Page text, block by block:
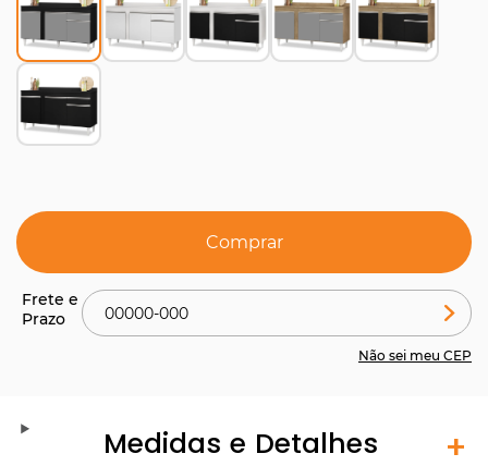
Comprar
Não sei meu CEP
Medidas e Detalhes